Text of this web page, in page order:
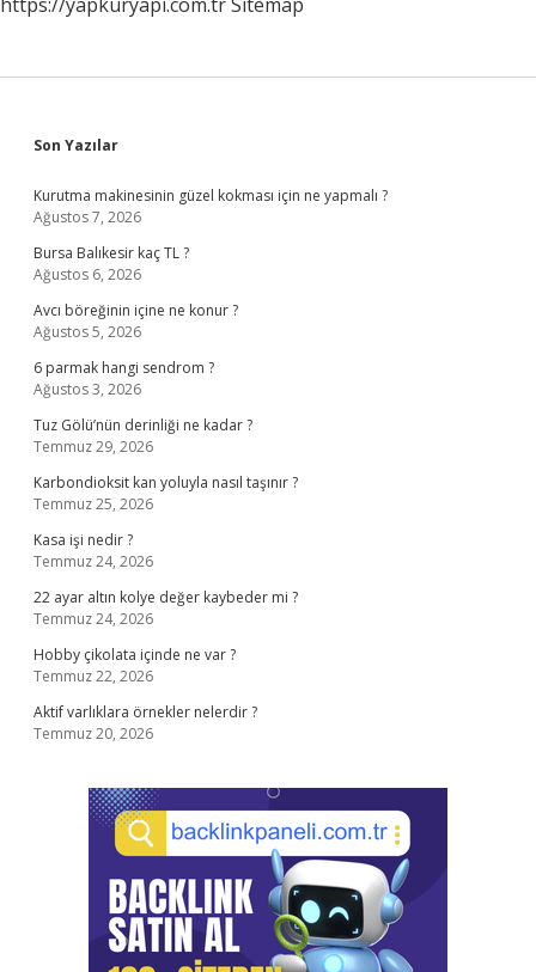
Sidebar
Son Yazılar
Kurutma makinesinin güzel kokması için ne yapmalı ?
Ağustos 7, 2026
Bursa Balıkesir kaç TL ?
Ağustos 6, 2026
Avcı böreğinin içine ne konur ?
Ağustos 5, 2026
6 parmak hangi sendrom ?
Ağustos 3, 2026
Tuz Gölü’nün derinliği ne kadar ?
Temmuz 29, 2026
Karbondioksit kan yoluyla nasıl taşınır ?
Temmuz 25, 2026
Kasa işi nedir ?
Temmuz 24, 2026
22 ayar altın kolye değer kaybeder mi ?
Temmuz 24, 2026
Hobby çikolata içinde ne var ?
Temmuz 22, 2026
Aktif varlıklara örnekler nelerdir ?
Temmuz 20, 2026